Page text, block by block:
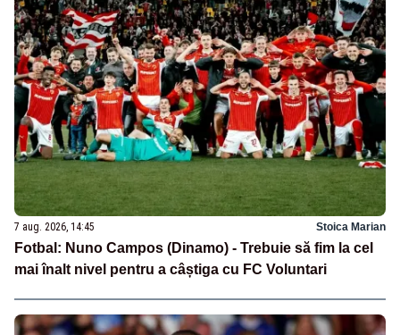
7 aug. 2026, 14:45 Stoica Marian
Fotbal: Nuno Campos (Dinamo) - Trebuie să fim la cel
mai înalt nivel pentru a câștiga cu FC Voluntari